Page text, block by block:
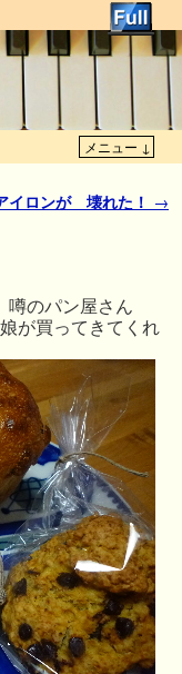
メニュー ↓
イロンが 壊れた！ →
噂のパン屋さん
が買ってきてくれ